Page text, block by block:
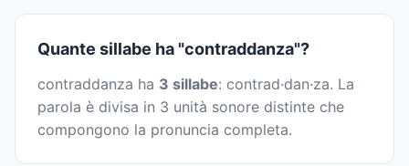
Quante sillabe ha "contraddanza"?
contraddanza ha 3 sillabe: contrad·dan·za. La
parola è divisa in 3 unità sonore distinte che
compongono la pronuncia completa.